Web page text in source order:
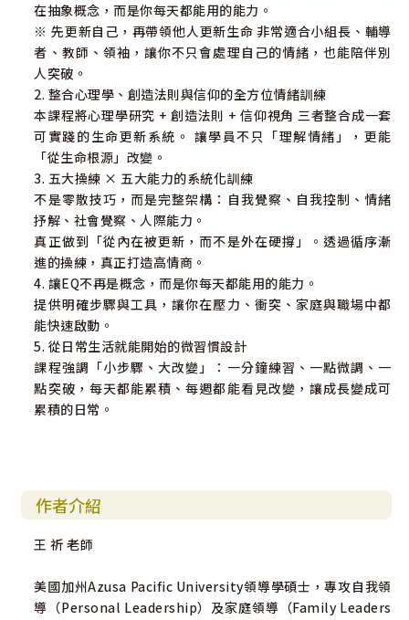
在抽象概念，而是你每天都能用的能力。
※ 先更新自己，再帶領他人更新生命 非常適合小組長、輔導
者、教師、領袖，讓你不只會處理自己的情緒，也能陪伴別
人突破。
2. 整合心理學、創造法則與信仰的全方位情緒訓練
本課程將心理學研究 + 創造法則 + 信仰視角 三者整合成一套
可實踐的生命更新系統。 讓學員不只「理解情緒」，更能
「從生命根源」改變。
3. 五大操練 × 五大能力的系統化訓練
不是零散技巧，而是完整架構：自我覺察、自我控制、情緒
抒解、社會覺察、人際能力。
真正做到「從內在被更新，而不是外在硬撐」。透過循序漸
進的操練，真正打造高情商。
4. 讓EQ不再是概念，而是你每天都能用的能力。
提供明確步驟與工具，讓你在壓力、衝突、家庭與職場中都
能快速啟動。
5. 從日常生活就能開始的微習慣設計
課程強調「小步驟、大改變」：一分鐘練習、一點微調、一
點突破，每天都能累積、每週都能看見改變，讓成長變成可
累積的日常。
作者介紹
王 祈 老師
美國加州Azusa Pacific University領導學碩士，專攻自我領
導（Personal Leadership）及家庭領導（Family Leaders